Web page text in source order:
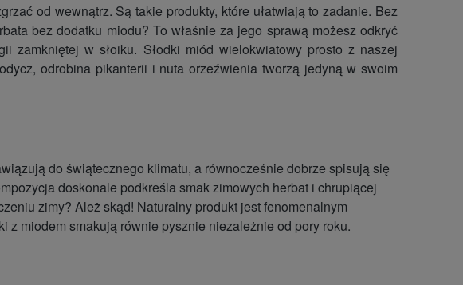
od wewnątrz. Są takie produkty, które ułatwiają to zadanie. Bez
bez dodatku miodu? To właśnie za jego sprawą możesz odkryć
zamkniętej w słoiku. Słodki miód wielokwiatowy prosto z naszej
odrobina pikanterii i nuta orzeźwienia tworzą jedyną w swoim
do świątecznego klimatu, a równocześnie dobrze spisują się
doskonale podkreśla smak zimowych herbat i chrupiącej
zimy? Ależ skąd! Naturalny produkt jest fenomenalnym
z miodem smakują równie pysznie niezależnie od pory roku.